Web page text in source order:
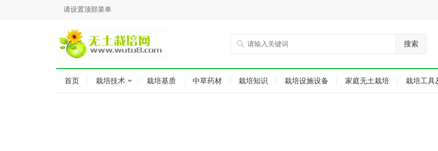
请设置顶部菜单
搜索
首页 栽培技术 栽培基质 中草药材 栽培知识 栽培设施设备 家庭无土栽培 栽培工具